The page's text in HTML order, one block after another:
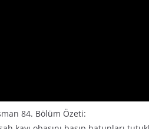
84. Bölüm Özeti: